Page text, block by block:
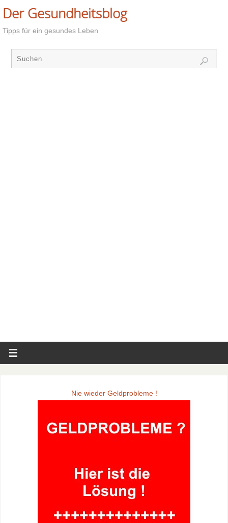
Der Gesundheitsblog
Tipps für ein gesundes Leben
Nie wieder Geldprobleme !